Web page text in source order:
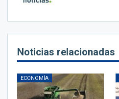
Noticias relacionadas
ECONOMÍA